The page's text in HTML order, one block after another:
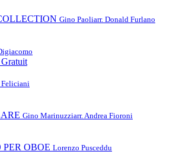
Gino Paoliarr. Donald Furlano
Gino Marinuzziarr. Andrea Fioroni
OBOE Lorenzo Pusceddu